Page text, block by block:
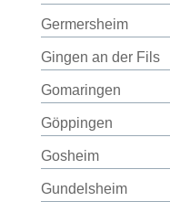
Germersheim
Gingen an der Fils
Gomaringen
Göppingen
Gosheim
Gundelsheim